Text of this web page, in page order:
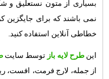
بسیاری از متون نستعلیق و
نمی باشند که برای جایگزین
خطاطی آنلاین استفاده کنید.
این طرح لایه باز توسط سایت
از جمله، لارج فرمت،